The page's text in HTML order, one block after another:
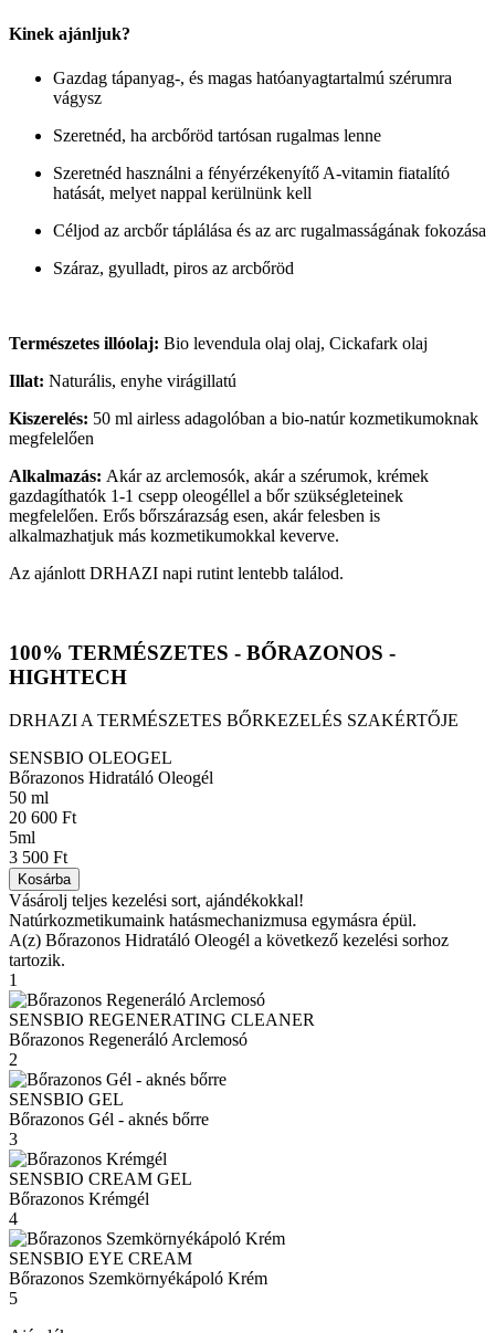
Kinek ajánljuk?
Gazdag tápanyag-, és magas hatóanyagtartalmú szérumra
vágysz
Szeretnéd, ha arcbőröd tartósan rugalmas lenne
Szeretnéd használni a fényérzékenyítő A-vitamin fiatalító
hatását, melyet nappal kerülnünk kell
Céljod az arcbőr táplálása és az arc rugalmasságának fokozása
Száraz, gyulladt, piros az arcbőröd
Természetes illóolaj: Bio levendula olaj olaj, Cickafark olaj
Illat: Naturális, enyhe virágillatú
Kiszerelés: 50 ml airless adagolóban a bio-natúr kozmetikumoknak
megfelelően
Alkalmazás: Akár az arclemosók, akár a szérumok, krémek
gazdagíthatók 1-1 csepp oleogéllel a bőr szükségleteinek
megfelelően. Erős bőrszárazság esen, akár felesben is
alkalmazhatjuk más kozmetikumokkal keverve.
Az ajánlott DRHAZI napi rutint lentebb találod.
100% TERMÉSZETES - BŐRAZONOS -
HIGHTECH
DRHAZI A TERMÉSZETES BŐRKEZELÉS SZAKÉRTŐJE
SENSBIO OLEOGEL
Bőrazonos Hidratáló Oleogél
50 ml
20 600 Ft
5ml
3 500 Ft
Kosárba
Vásárolj teljes kezelési sort, ajándékokkal!
Natúrkozmetikumaink hatásmechanizmusa egymásra épül.
A(z) Bőrazonos Hidratáló Oleogél a következő kezelési sorhoz
tartozik.
1
SENSBIO REGENERATING CLEANER
Bőrazonos Regeneráló Arclemosó
2
SENSBIO GEL
Bőrazonos Gél - aknés bőrre
3
SENSBIO CREAM GEL
Bőrazonos Krémgél
4
SENSBIO EYE CREAM
Bőrazonos Szemkörnyékápoló Krém
5